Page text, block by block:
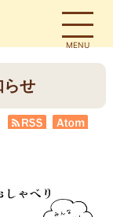
MENU
らせ